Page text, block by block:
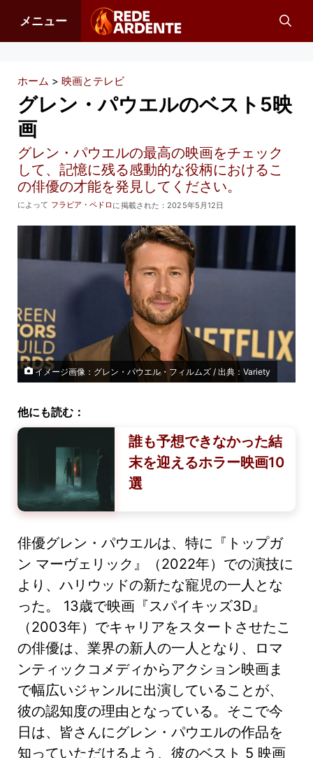
メニュー
ホーム > 映画とテレビ
グレン・パウエルのベスト5映
画
グレン・パウエルの最高の映画をチェック
して、記憶に残る感動的な役柄におけるこ
の俳優の才能を発見してください。
に掲載された： 2025年5月12日
によって フラビア・ペドロ
イメージ画像：グレン・パウエル・フィルムズ / 出典：Variety
他にも読む：
誰も予想できなかった結
末を迎えるホラー映画10
選
俳優グレン・パウエルは、特に『トップガ
ン マーヴェリック』（2022年）での演技に
より、ハリウッドの新たな寵児の一人とな
った。 13歳で映画『スパイキッズ3D』
（2003年）でキャリアをスタートさせたこ
の俳優は、業界の新人の一人となり、ロマ
ンティックコメディからアクション映画ま
で幅広いジャンルに出演していることが、
彼の認知度の理由となっている。そこで今
日は、皆さんにグレン・パウエルの作品を
知っていただけるよう、彼のベスト 5 映画